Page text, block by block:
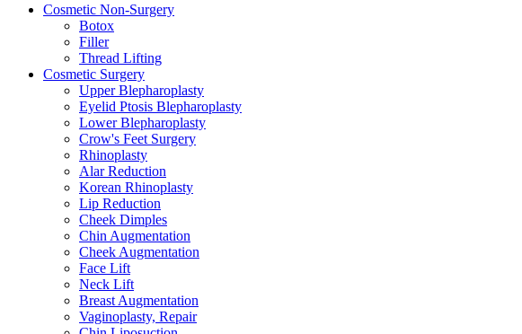
Cosmetic Non-Surgery
Botox
Filler
Thread Lifting
Cosmetic Surgery
Upper Blepharoplasty
Eyelid Ptosis Blepharoplasty
Lower Blepharoplasty
Crow's Feet Surgery
Rhinoplasty
Alar Reduction
Korean Rhinoplasty
Lip Reduction
Cheek Dimples
Chin Augmentation
Cheek Augmentation
Face Lift
Neck Lift
Breast Augmentation
Vaginoplasty, Repair